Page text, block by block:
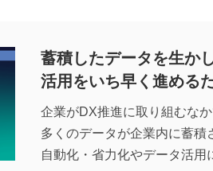
蓄積したデータを生か
活用をいち早く進める
企業がDX推進に取り組むな
多くのデータが企業内に蓄
自動化・省力化やデータ活用